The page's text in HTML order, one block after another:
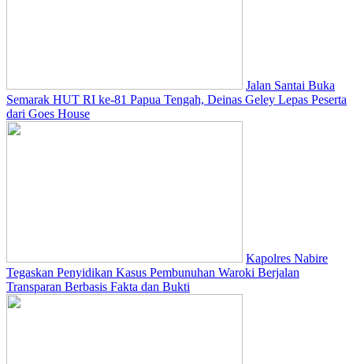
Jalan Santai Buka
Semarak HUT RI ke-81 Papua Tengah, Deinas Geley Lepas Peserta
dari Goes House
Kapolres Nabire
Tegaskan Penyidikan Kasus Pembunuhan Waroki Berjalan
Transparan Berbasis Fakta dan Bukti